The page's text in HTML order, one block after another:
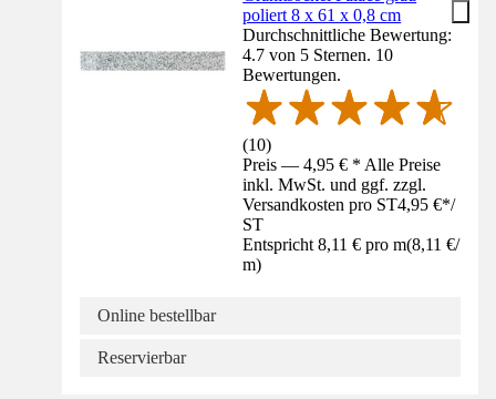
poliert 8 x 61 x 0,8 cm
Durchschnittliche Bewertung:
4.7 von 5 Sternen. 10
Bewertungen.
(10)
Preis — 4,95 € * Alle Preise
inkl. MwSt. und ggf. zzgl.
Versandkosten pro ST4,95 €*/
ST
Entspricht 8,11 € pro m(8,11 €/
m)
Online bestellbar
Reservierbar